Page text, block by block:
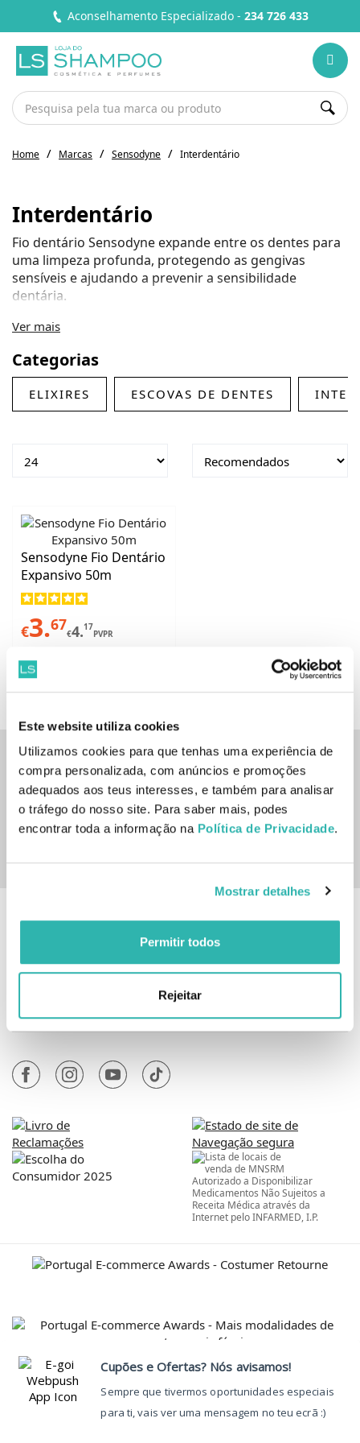
Este website utiliza cookies
Utilizamos cookies para que tenhas uma experiência de
compra personalizada, com anúncios e promoções
adequados aos teus interesses, e também para analisar
o tráfego do nosso site. Para saber mais, podes
encontrar toda a informação na Política de Privacidade.
Mostrar detalhes
Permitir todos
Rejeitar
Aconselhamento Especializado - 234 726 433
Home Marcas Sensodyne Interdentário
Interdentário
Fio dentário Sensodyne expande entre os dentes para
uma limpeza profunda, protegendo as gengivas
sensíveis e ajudando a prevenir a sensibilidade
dentária.
Ver mais
Categorias
ELIXIRES ESCOVAS DE DENTES
Sensodyne Fio Dentário
Expansivo 50m
€3.67€4.17
PVPR
Inscreve-te na nossa newsletter
SUBSCREVER
com novidades, cupões e conteúdos personalizados.
Informação
Atendimento
A Minha Conta
Autorizado a Disponibilizar
Medicamentos Não Sujeitos a
Receita Médica através da
Internet pelo INFARMED, I.P.